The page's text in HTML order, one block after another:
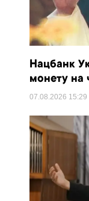
Нацбанк
монету на
07.08.2026 15:29